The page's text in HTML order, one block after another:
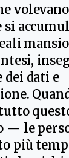
si
dei dati e
— le
più